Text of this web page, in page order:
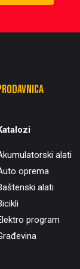
alati
oprema
alati
program